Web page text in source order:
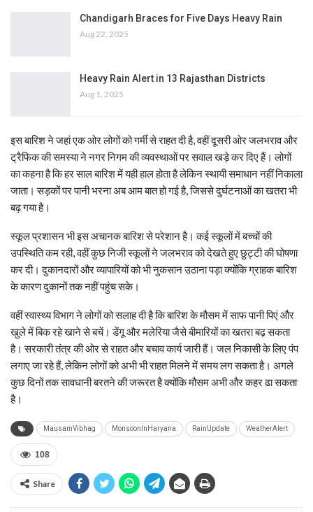
Chandigarh Braces for Five Days Heavy Rain
Aug 22, 2025
Heavy Rain Alert in 13 Rajasthan Districts
Aug 1, 2025
इस बारिश ने जहां एक ओर लोगों को गर्मी से राहत दी है, वहीं दूसरी ओर जलभराव और
ट्रैफिक की समस्या ने नगर निगम की व्यवस्थाओं पर सवाल खड़े कर दिए हैं। लोगों
का कहना है कि हर साल बारिश में यही हाल होता है लेकिन स्थायी समाधान नहीं निकाला
जाता। सड़कों पर पानी भरना अब आम बात हो गई है, जिससे दुर्घटनाओं का खतरा भी
बढ़ गया है।
स्कूल प्रशासन भी इस अचानक बारिश से परेशान है। कई स्कूलों में बच्चों की
उपस्थिति कम रही, वहीं कुछ निजी स्कूलों ने जलभराव को देखते हुए छुट्टी की घोषणा
कर दी। दुकानदारों और व्यापारियों को भी नुकसान उठाना पड़ा क्योंकि ग्राहक बारिश
के कारण दुकानों तक नहीं पहुंच सके।
वहीं स्वास्थ्य विभाग ने लोगों को सलाह दी है कि बारिश के मौसम में साफ पानी पिएं और
खुले में बिक रहे खाने से बचें। डेंगू और मलेरिया जैसे बीमारियों का खतरा बढ़ सकता
है। सरकारी तंत्र की ओर से राहत और बचाव कार्य जारी हैं। जल निकासी के लिए पंप
लगाए जा रहे हैं, लेकिन लोगों को अभी भी राहत मिलने में समय लग सकता है। अगले
कुछ दिनों तक सावधानी बरतने की जरूरत है क्योंकि मौसम अभी और कहर ढा सकता
है।
MausamVibhag MonsoonInHaryana RainUpdate WeatherAlert
108
Share